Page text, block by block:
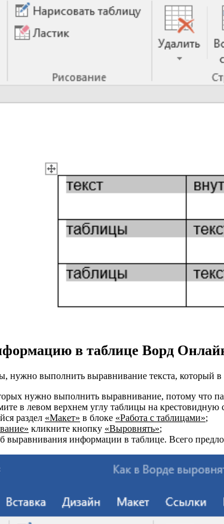
в таблице Ворд
нужно выполнить выравнивание текста, который в
нужно выполнить выравнивание, потому что
в левом верхнем углу таблицы на крестовидную
раздел «Макет» в блоке «Работа с таблицами»;
кликните кнопку «Выровнять»;
выравнивания информации в таблице. Всего